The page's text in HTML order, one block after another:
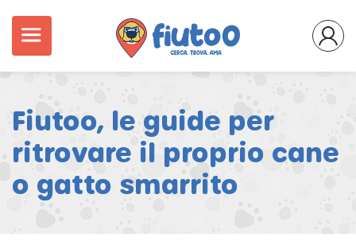
Fiutoo, le guide per
ritrovare il proprio cane
o gatto smarrito